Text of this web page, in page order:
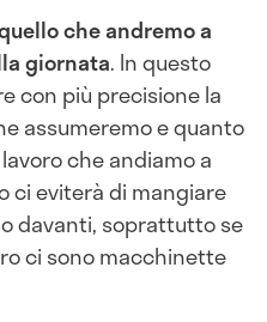
che andremo a
giornata. In questo
con più precisione la
assumeremo e quanto
che andiamo a
ci eviterà di mangiare
davanti, soprattutto se
ci sono macchinette